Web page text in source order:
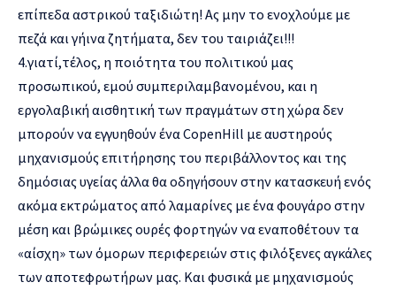
επίπεδα αστρικού ταξιδιώτη! Ας μην το ενοχλούμε με
πεζά και γήινα ζητήματα, δεν του ταιριάζει!!!
4.γιατί,τέλος, η ποιότητα του πολιτικού μας
προσωπικού, εμού συμπεριλαμβανομένου, και η
εργολαβική αισθητική των πραγμάτων στη χώρα δεν
μπορούν να εγγυηθούν ένα CopenΗill με αυστηρούς
μηχανισμούς επιτήρησης του περιβάλλοντος και της
δημόσιας υγείας άλλα θα οδηγήσουν στην κατασκευή ενός
ακόμα εκτρώματος από λαμαρίνες με ένα φουγάρο στην
μέση και βρώμικες ουρές φορτηγών να εναποθέτουν τα
«αίσχη» των όμορων περιφερειών στις φιλόξενες αγκάλες
των αποτεφρωτήρων μας. Και φυσικά με μηχανισμούς